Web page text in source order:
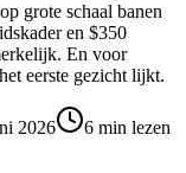
grote schaal banen
en $350
En voor
eerste gezicht lijkt.
2026 6 min lezen